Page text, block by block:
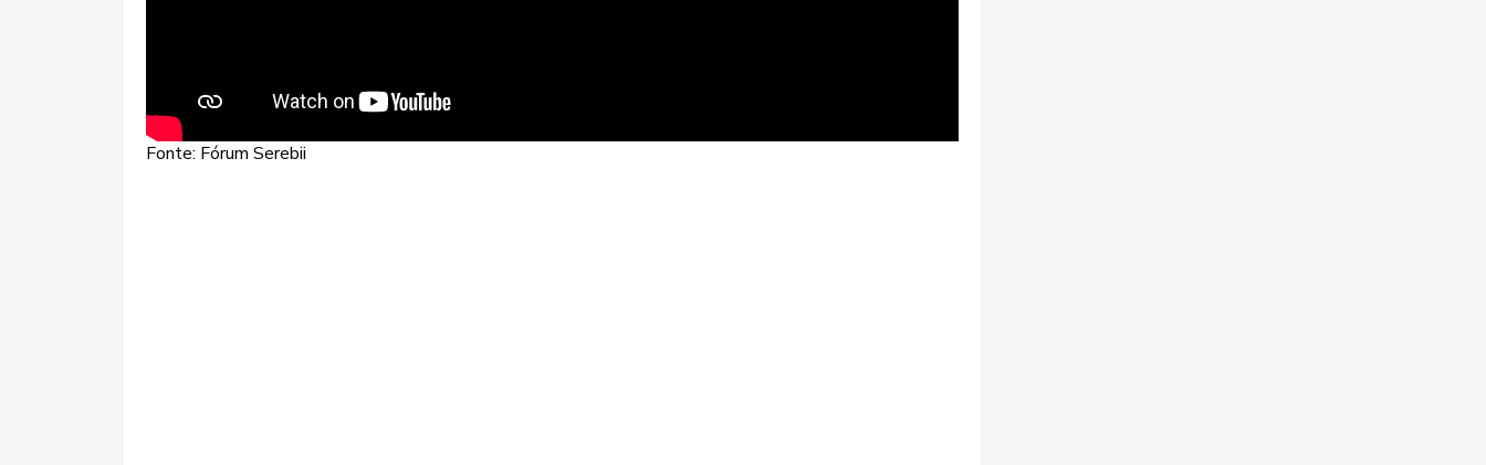
Fonte: Fórum Serebii